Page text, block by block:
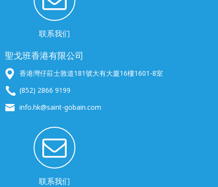
联系我们
聖戈班香港有限公司
香港灣仔莊士敦道181號大有大廈16樓1601-8室
(852) 2866 9199
info.hk@saint-gobain.com
联系我们